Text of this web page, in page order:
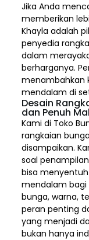
Jika Anda
memberikan
Khayla adalah
penyedia
dalam
berharganya.
menambahkan
mendalam di
Desain
dan Penuh
Kami di Toko
rangkaian
disampaikan.
soal
bisa
mendalam bagi
bunga, warna,
peran penting
yang menjadi
bukan hanya